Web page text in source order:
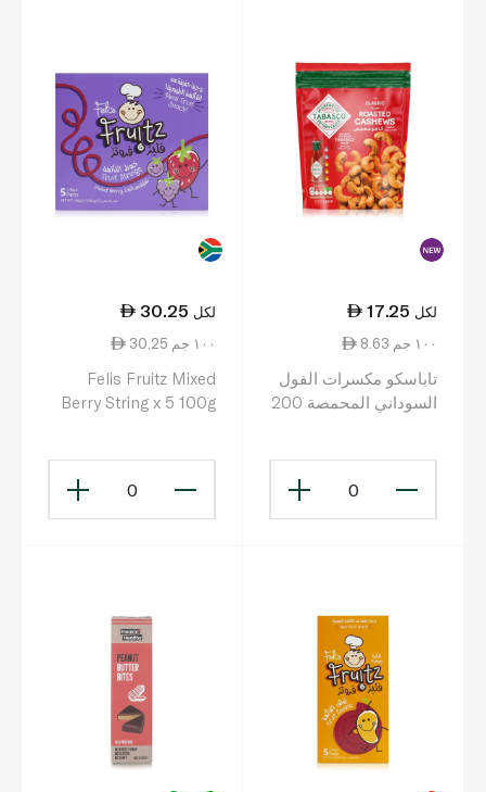
17.25 لكل
8.63 ١٠٠ جم
تاباسكو مكسرات الفول
السوداني المحمصة 200
0
30.25 لكل
30.25 ١٠٠ جم
Felis Fruitz Mixed
Berry String x 5 100g
0